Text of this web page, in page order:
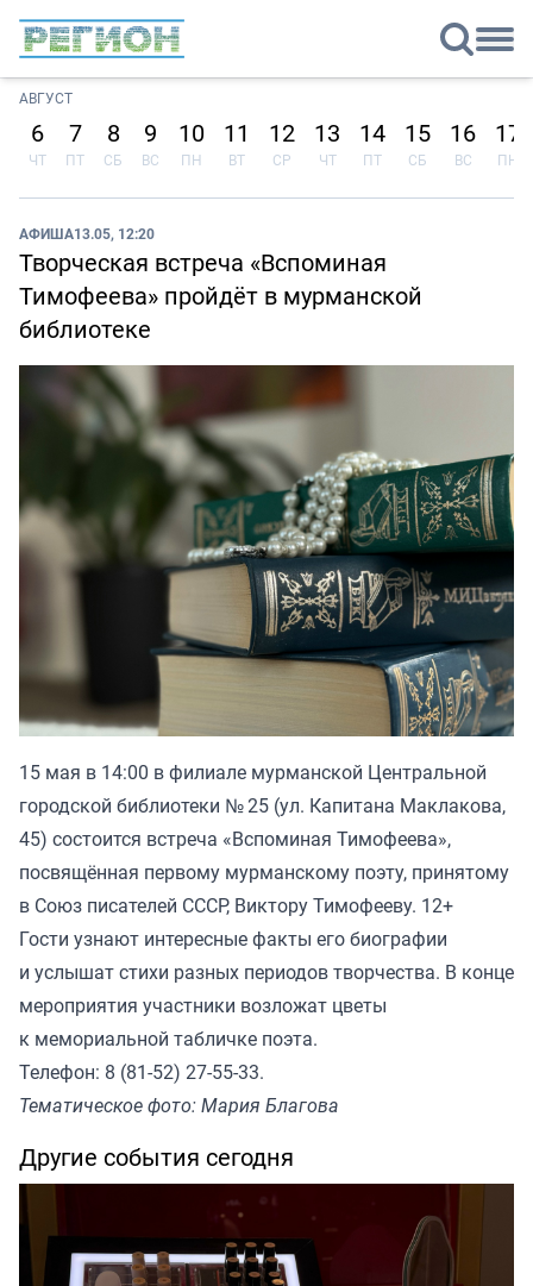
АВГУСТ
6
ЧТ
7
ПТ
8
СБ
9
ВС
10
ПН
11
ВТ
12
СР
13
ЧТ
14
ПТ
15
СБ
16
ВС
17
ПН
АФИША13.05, 12:20
Творческая встреча «Вспоминая
Тимофеева» пройдёт в мурманской
библиотеке
15 мая в 14:00 в филиале мурманской Центральной
городской библиотеки № 25 (ул. Капитана Маклакова,
45) состоится встреча «Вспоминая Тимофеева»,
посвящённая первому мурманскому поэту, принятому
в Союз писателей СССР, Виктору Тимофееву. 12+
Гости узнают интересные факты его биографии
и услышат стихи разных периодов творчества. В конце
мероприятия участники возложат цветы
к мемориальной табличке поэта.
Телефон: 8 (81-52) 27-55-33.
Тематическое фото: Мария Благова
Другие события сегодня